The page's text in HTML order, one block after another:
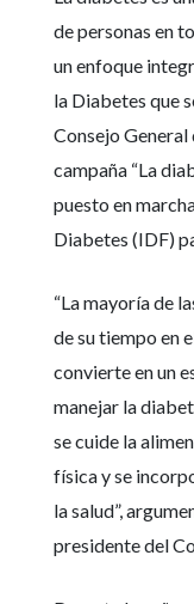
de personas en
un enfoque
la Diabetes que
Consejo General
campaña “La
puesto en
Diabetes (IDF)
“La mayoría de
de su tiempo en
convierte en un
manejar la
se cuide la
física y se
la salud”,
presidente del